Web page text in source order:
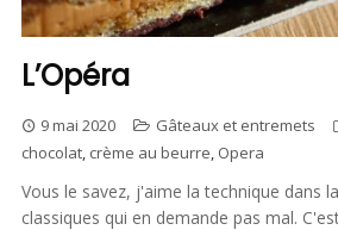
L’Opéra
9 mai 2020 Gâteaux et entremets
chocolat, crème au beurre, Opera
Vous le savez, j'aime la technique dans
classiques qui en demande pas mal.